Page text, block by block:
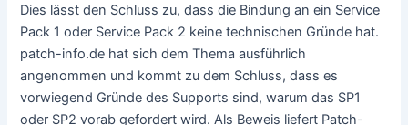
Dies lässt den Schluss zu, dass die Bindung an ein Service
Pack 1 oder Service Pack 2 keine technischen Gründe hat.
patch-info.de hat sich dem Thema ausführlich
angenommen und kommt zu dem Schluss, dass es
vorwiegend Gründe des Supports sind, warum das SP1
oder SP2 vorab gefordert wird. Als Beweis liefert Patch-